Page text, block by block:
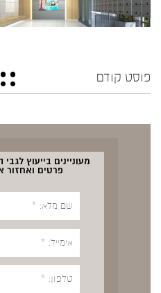
פוסט קודם
מעוניינים בייעוץ
פרטים ואחזור